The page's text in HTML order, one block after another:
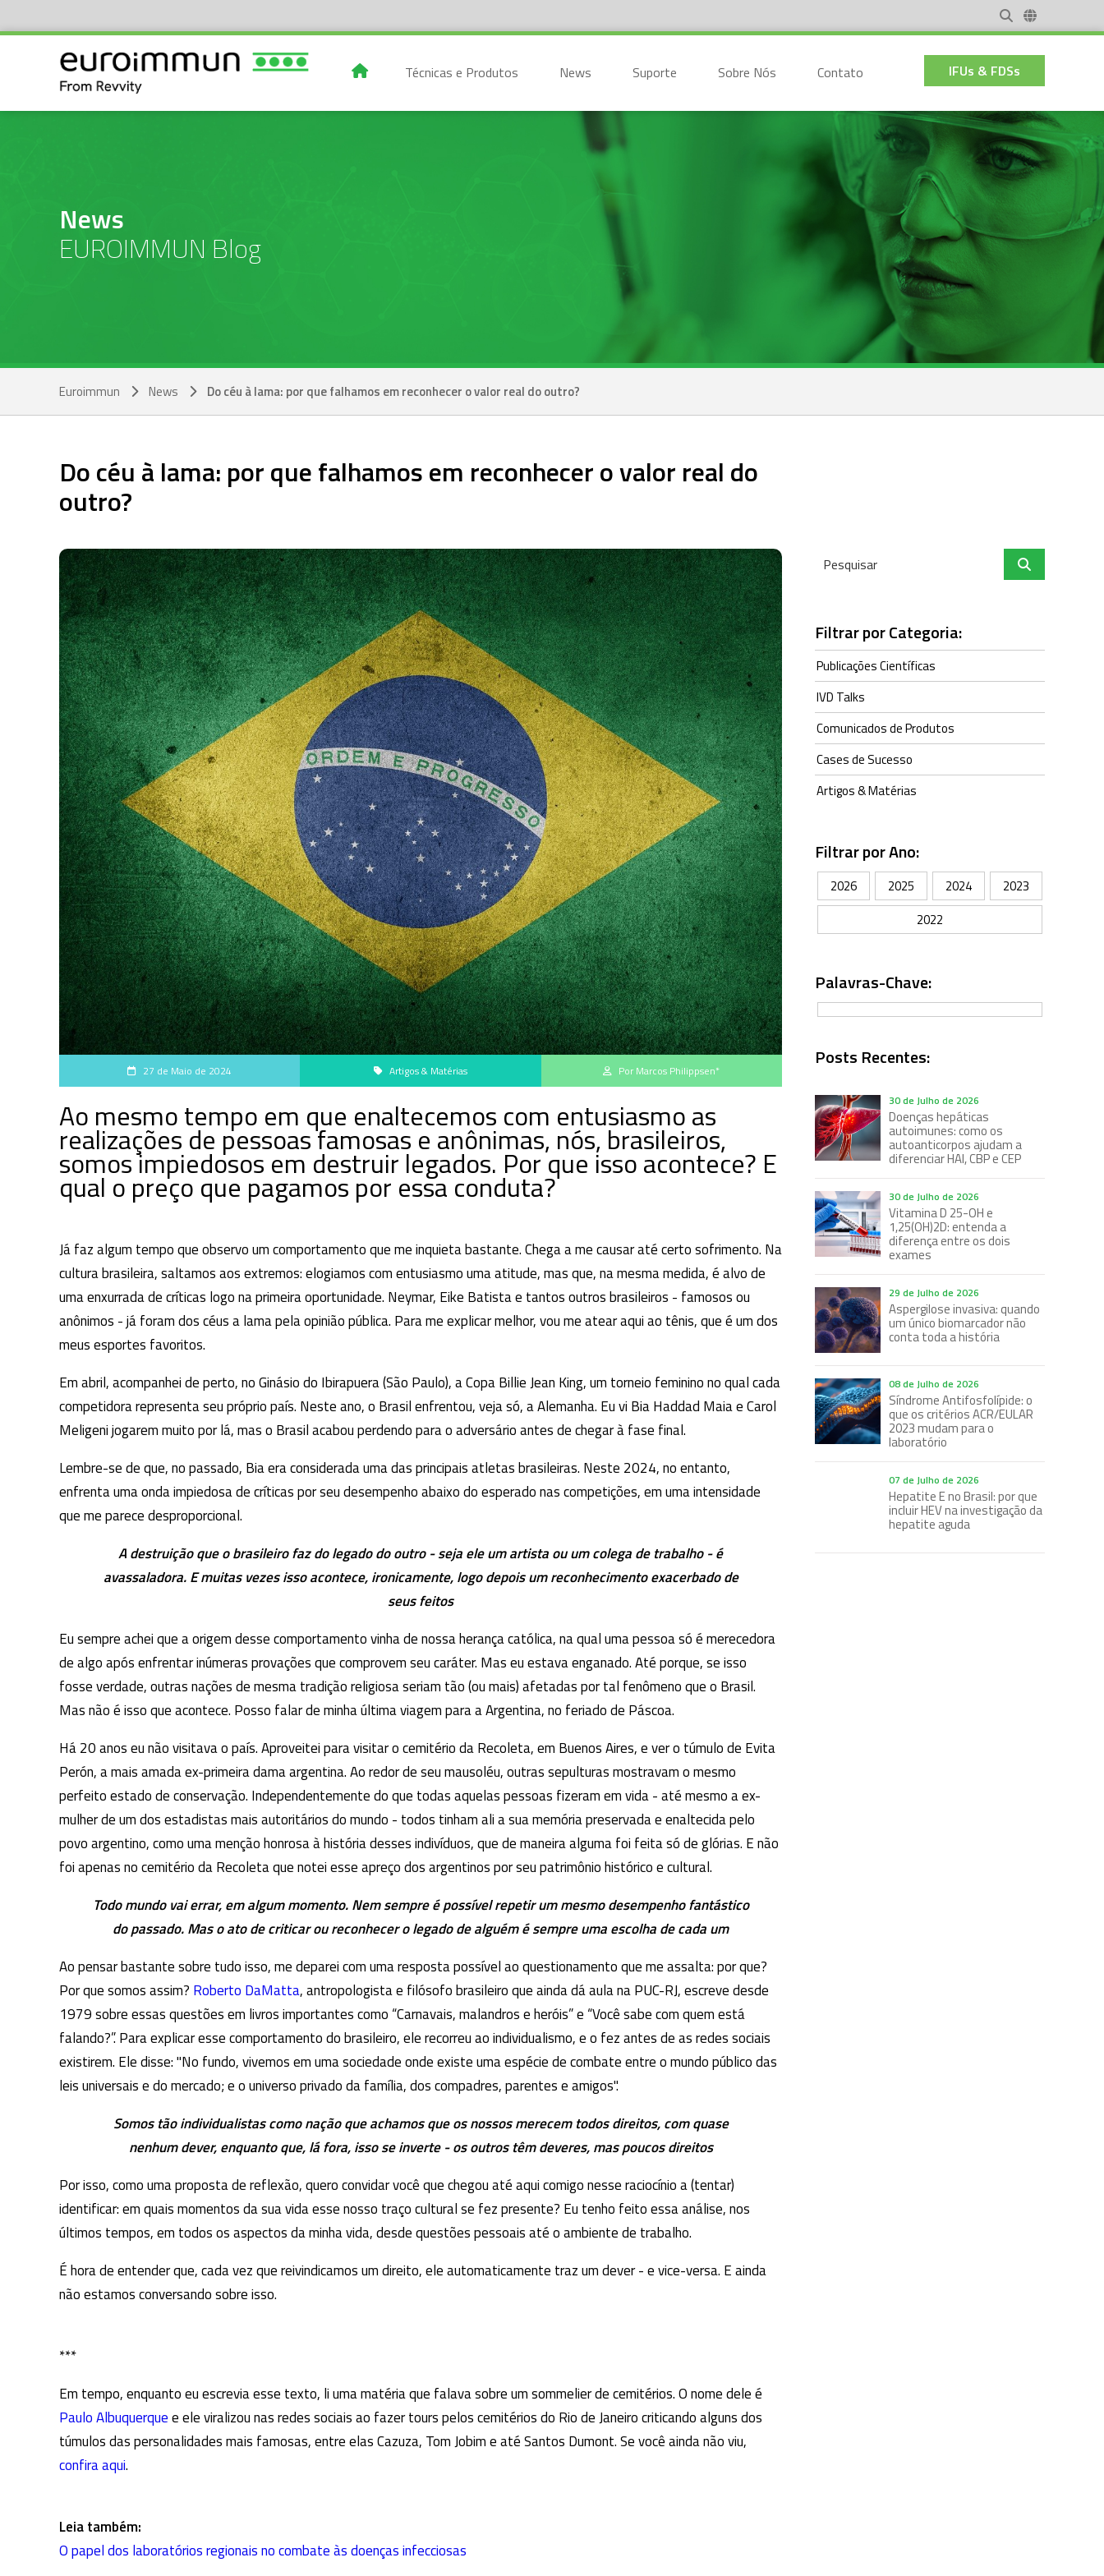
Técnicas e Produtos News Suporte Sobre Nós Contato IFUs & FDSs
News
EUROIMMUN Blog
Euroimmun News Do céu à lama: por que falhamos em reconhecer o valor real do outro?
Do céu à lama: por que falhamos em reconhecer o valor real do
outro?
27 de Maio de 2024 Artigos & Matérias Por Marcos Philippsen*
Ao mesmo tempo em que enaltecemos com entusiasmo as
realizações de pessoas famosas e anônimas, nós, brasileiros,
somos impiedosos em destruir legados. Por que isso acontece? E
qual o preço que pagamos por essa conduta?
Já faz algum tempo que observo um comportamento que me inquieta bastante. Chega a me causar até certo sofrimento. Na
cultura brasileira, saltamos aos extremos: elogiamos com entusiasmo uma atitude, mas que, na mesma medida, é alvo de
uma enxurrada de críticas logo na primeira oportunidade. Neymar, Eike Batista e tantos outros brasileiros - famosos ou
anônimos - já foram dos céus a lama pela opinião pública. Para me explicar melhor, vou me atear aqui ao tênis, que é um dos
meus esportes favoritos.
Em abril, acompanhei de perto, no Ginásio do Ibirapuera (São Paulo), a Copa Billie Jean King, um torneio feminino no qual cada
competidora representa seu próprio país. Neste ano, o Brasil enfrentou, veja só, a Alemanha. Eu vi Bia Haddad Maia e Carol
Meligeni jogarem muito por lá, mas o Brasil acabou perdendo para o adversário antes de chegar à fase final.
Lembre-se de que, no passado, Bia era considerada uma das principais atletas brasileiras. Neste 2024, no entanto,
enfrenta uma onda impiedosa de críticas por seu desempenho abaixo do esperado nas competições, em uma intensidade
que me parece desproporcional.
A destruição que o brasileiro faz do legado do outro - seja ele um artista ou um colega de trabalho - é
avassaladora. E muitas vezes isso acontece, ironicamente, logo depois um reconhecimento exacerbado de
seus feitos
Eu sempre achei que a origem desse comportamento vinha de nossa herança católica, na qual uma pessoa só é merecedora
de algo após enfrentar inúmeras provações que comprovem seu caráter. Mas eu estava enganado. Até porque, se isso
fosse verdade, outras nações de mesma tradição religiosa seriam tão (ou mais) afetadas por tal fenômeno que o Brasil.
Mas não é isso que acontece. Posso falar de minha última viagem para a Argentina, no feriado de Páscoa.
Há 20 anos eu não visitava o país. Aproveitei para visitar o cemitério da Recoleta, em Buenos Aires, e ver o túmulo de Evita
Perón, a mais amada ex-primeira dama argentina. Ao redor de seu mausoléu, outras sepulturas mostravam o mesmo
perfeito estado de conservação. Independentemente do que todas aquelas pessoas fizeram em vida - até mesmo a ex-
mulher de um dos estadistas mais autoritários do mundo - todos tinham ali a sua memória preservada e enaltecida pelo
povo argentino, como uma menção honrosa à história desses indivíduos, que de maneira alguma foi feita só de glórias. E não
foi apenas no cemitério da Recoleta que notei esse apreço dos argentinos por seu patrimônio histórico e cultural.
Todo mundo vai errar, em algum momento. Nem sempre é possível repetir um mesmo desempenho fantástico
do passado. Mas o ato de criticar ou reconhecer o legado de alguém é sempre uma escolha de cada um
Ao pensar bastante sobre tudo isso, me deparei com uma resposta possível ao questionamento que me assalta: por que?
Por que somos assim? Roberto DaMatta, antropologista e filósofo brasileiro que ainda dá aula na PUC-RJ, escreve desde
1979 sobre essas questões em livros importantes como “Carnavais, malandros e heróis” e “Você sabe com quem está
falando?”. Para explicar esse comportamento do brasileiro, ele recorreu ao individualismo, e o fez antes de as redes sociais
existirem. Ele disse: "No fundo, vivemos em uma sociedade onde existe uma espécie de combate entre o mundo público das
leis universais e do mercado; e o universo privado da família, dos compadres, parentes e amigos".
Somos tão individualistas como nação que achamos que os nossos merecem todos direitos, com quase
nenhum dever, enquanto que, lá fora, isso se inverte - os outros têm deveres, mas poucos direitos
Por isso, como uma proposta de reflexão, quero convidar você que chegou até aqui comigo nesse raciocínio a (tentar)
identificar: em quais momentos da sua vida esse nosso traço cultural se fez presente? Eu tenho feito essa análise, nos
últimos tempos, em todos os aspectos da minha vida, desde questões pessoais até o ambiente de trabalho.
É hora de entender que, cada vez que reivindicamos um direito, ele automaticamente traz um dever - e vice-versa. E ainda
não estamos conversando sobre isso.
***
Em tempo, enquanto eu escrevia esse texto, li uma matéria que falava sobre um sommelier de cemitérios. O nome dele é
Paulo Albuquerquee ele viralizou nas redes sociais ao fazer tours pelos cemitérios do Rio de Janeiro criticando alguns dos
túmulos das personalidades mais famosas, entre elas Cazuza, Tom Jobim e até Santos Dumont. Se você ainda não viu,
confira aqui.
Leia também:
O papel dos laboratórios regionais no combate às doenças infecciosas
Filtrar por Categoria:
Publicações Científicas
IVD Talks
Comunicados de Produtos
Cases de Sucesso
Artigos & Matérias
Filtrar por Ano:
2026 2025 2024
2023
2022
Palavras-Chave:
Posts Recentes:
30 de Julho de 2026
Doenças hepáticas
autoimunes: como os
autoanticorpos ajudam a
diferenciar HAI, CBP e CEP
30 de Julho de 2026
Vitamina D 25-OH e
1,25(OH)2D: entenda a
diferença entre os dois
exames
29 de Julho de 2026
Aspergilose invasiva: quando
um único biomarcador não
conta toda a história
08 de Julho de 2026
Síndrome Antifosfolípide: o
que os critérios ACR/EULAR
2023 mudam para o
laboratório
07 de Julho de 2026
Hepatite E no Brasil: por que
incluir HEV na investigação da
hepatite aguda